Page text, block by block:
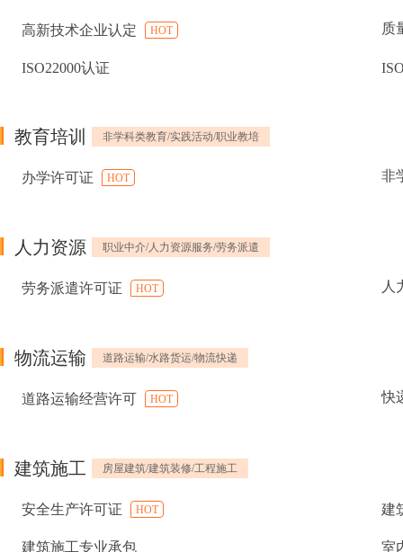
高新技术企业认定 HOT 质
ISO22000认证
教育培训 非学科类教育/实践活动/职业教培
办学许可证 HOT 非
人力资源 职业中介/人力资源服务/劳务派遣
劳务派遣许可证 HOT 人
物流运输 道路运输/水路货运/物流快递
道路运输经营许可 HOT 快
建筑施工 房屋建筑/建筑装修/工程施工
安全生产许可证 HOT 建
建筑施工专业承包 室